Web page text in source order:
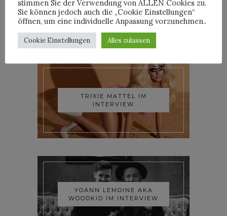
INTERVIEWS
TRIXIE MATTEL IM
INTERVIEW
YOANN LEMOINE AKA
WOODKID IM INTERVIEW
stimmen Sie der Verwendung von ALLEN Cookies zu.
Sie können jedoch auch die „Cookie Einstellungen“
öffnen, um eine individuelle Anpassung vorzunehmen..
Cookie Einstellungen Alles zulassen